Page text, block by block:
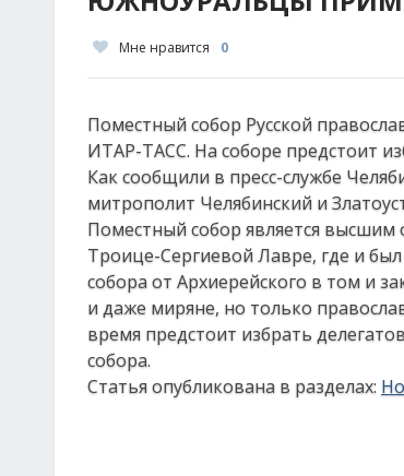
Мне нравится 0
Поместный собор Русской
ИТАР-ТАСС. На соборе предстоит
Как сообщили в пресс-службе
митрополит Челябинский и
Поместный собор является высшим
Троице-Сергиевой Лавре, где и
собора от Архиерейского в том и
и даже миряне, но только
время предстоит избрать
собора.
Статья опубликована в разделах: